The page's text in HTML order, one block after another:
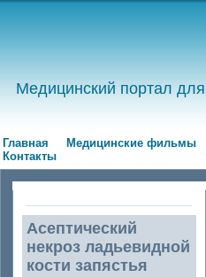
Медицинский портал
Главная Медицинские фильмы
Контакты
Асептический
некроз ладьевидной
кости запястья